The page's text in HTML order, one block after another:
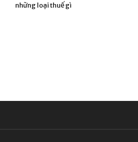
những loại thuế gì